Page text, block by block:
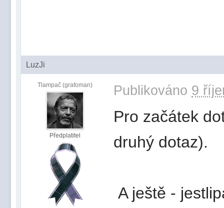
LuzJi
Tlampač (grafoman)
Předplatitel
Publikováno 9
Pro začátek
druhý dotaz).
A ještě -